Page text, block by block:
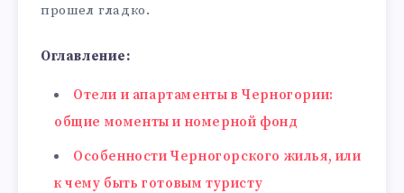
прошел гладко.
Оглавление:
Отели и апартаменты в Черногории:
общие моменты и номерной фонд
Особенности Черногорского жилья, или
к чему быть готовым туристу